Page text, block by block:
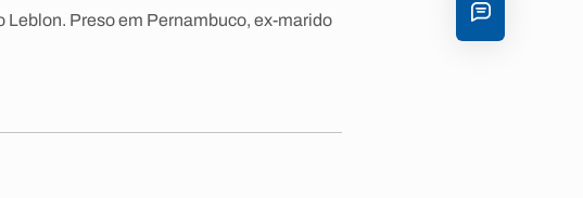
Leblon. Preso em Pernambuco, ex-marido